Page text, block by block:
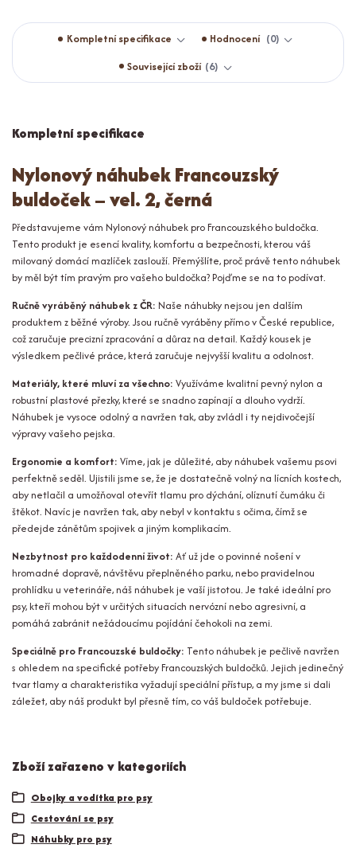
Kompletní specifikace Hodnocení
0
Související zboží 6
Kompletní specifikace
Nylonový náhubek Francouzský
buldoček – vel. 2, černá
Představujeme vám Nylonový náhubek pro Francouzského buldočka.
Tento produkt je esencí kvality, komfortu a bezpečnosti, kterou váš
milovaný domácí mazlíček zaslouží. Přemýšlíte, proč právě tento náhubek
by měl být tím pravým pro vašeho buldočka? Pojďme se na to podívat.
Ručně vyráběný náhubek z ČR: Naše náhubky nejsou jen dalším
produktem z běžné výroby. Jsou ručně vyráběny přímo v České republice,
což zaručuje precizní zpracování a důraz na detail. Každý kousek je
výsledkem pečlivé práce, která zaručuje nejvyšší kvalitu a odolnost.
Materiály, které mluví za všechno: Využíváme kvalitní pevný nylon a
robustní plastové přezky, které se snadno zapínají a dlouho vydrží.
Náhubek je vysoce odolný a navržen tak, aby zvládl i ty nejdivočejší
výpravy vašeho pejska.
Ergonomie a komfort: Víme, jak je důležité, aby náhubek vašemu psovi
perfektně seděl. Ujistili jsme se, že je dostatečně volný na lícních kostech,
aby netlačil a umožňoval otevřít tlamu pro dýchání, olíznutí čumáku či
štěkot. Navíc je navržen tak, aby nebyl v kontaktu s očima, čímž se
předejde zánětům spojivek a jiným komplikacím.
Nezbytnost pro každodenní život: Ať už jde o povinné nošení v
hromadné dopravě, návštěvu přeplněného parku, nebo pravidelnou
prohlídku u veterináře, náš náhubek je vaší jistotou. Je také ideální pro
psy, kteří mohou být v určitých situacích nervózní nebo agresivní, a
pomáhá zabránit nežádoucímu pojídání čehokoli na zemi.
Speciálně pro Francouzské buldočky: Tento náhubek je pečlivě navržen
s ohledem na specifické potřeby Francouzských buldočků. Jejich jedinečný
tvar tlamy a charakteristika vyžadují speciální přístup, a my jsme si dali
záležet, aby náš produkt byl přesně tím, co váš buldoček potřebuje.
Zboží zařazeno v kategoriích
Obojky a vodítka pro psy
Cestování se psy
Náhubky pro psy